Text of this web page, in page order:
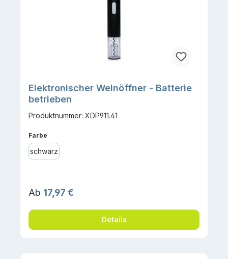
Elektronischer Weinöffner - Batterie
betrieben
Produktnummer: XDP911.41
Farbe
schwarz
Regulärer Preis:
Ab 17,97 €
Details